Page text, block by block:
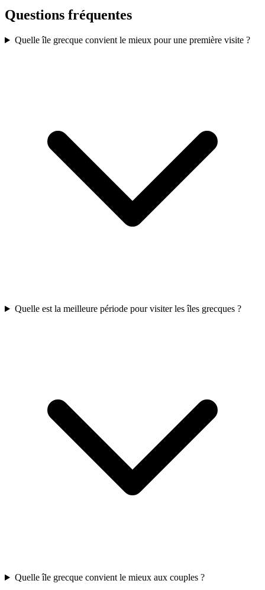
Questions fréquentes
Quelle île grecque convient le mieux pour une première visite ?
Quelle est la meilleure période pour visiter les îles grecques ?
Quelle île grecque convient le mieux aux couples ?